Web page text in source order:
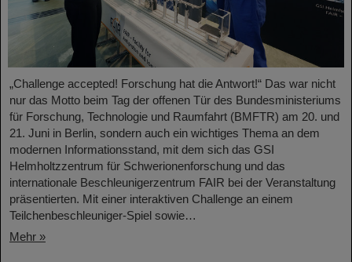
„Challenge accepted! Forschung hat die Antwort!“ Das war nicht
nur das Motto beim Tag der offenen Tür des Bundesministeriums
für Forschung, Technologie und Raumfahrt (BMFTR) am 20. und
21. Juni in Berlin, sondern auch ein wichtiges Thema an dem
modernen Informationsstand, mit dem sich das GSI
Helmholtzzentrum für Schwerionenforschung und das
internationale Beschleunigerzentrum FAIR bei der Veranstaltung
präsentierten. Mit einer interaktiven Challenge an einem
Teilchenbeschleuniger-Spiel sowie…
Mehr »